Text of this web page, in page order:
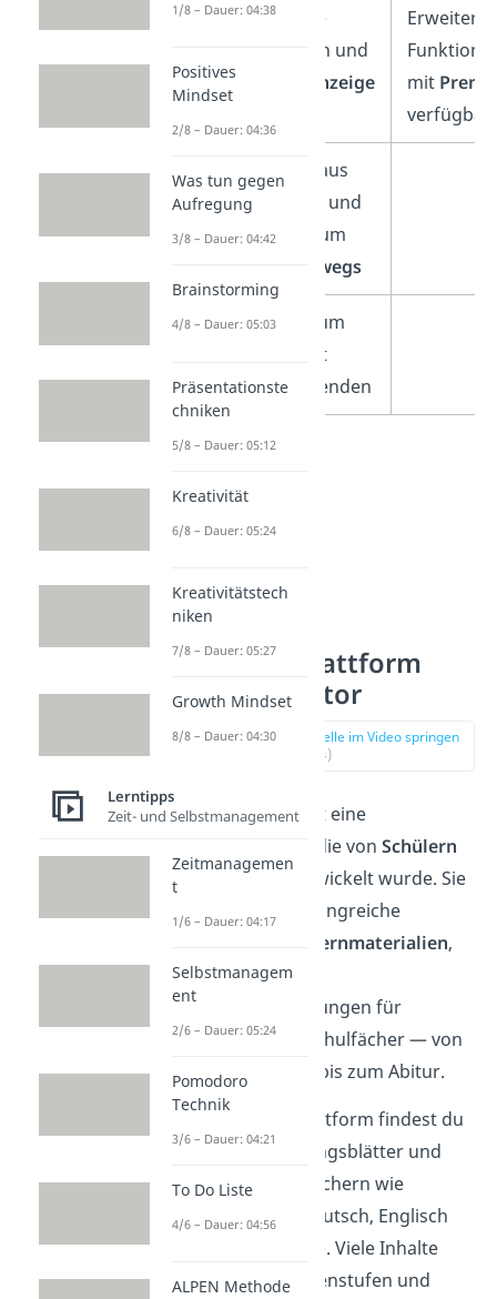
Übersichtliche
Lernstatistiken und
Fortschrittsanzeige
Erweiterte
mit
verfügbar
Kombination aus
Webplattform und
App — ideal zum
unterwegs
Möglichkeit zum
mit
anderen Lernenden
Die Lernplattform
Schulminator
zur Stelle im Video springen
(02:14)
Schulminator ist eine
Lernplattform, die vonSchülern
für Schüler
entwickelt wurde. Sie
bietet eine umfangreiche
Lernmaterialien,
Übungen und
Zusammenfassungen für
verschiedene Schulfächer — von
der Mittelstufe bis zum Abitur.
Auf der Lernplattform findest du
Aufgaben, Übungsblätter und
Lernhilfen zu Fächern wie
Mathematik, Deutsch, Englisch
oder Geschichte. Viele Inhalte
sind nach Klassenstufen und
1/8 – Dauer: 04:38
Positives
Mindset
2/8 – Dauer: 04:36
Was tun gegen
Aufregung
3/8 – Dauer: 04:42
Brainstorming
4/8 – Dauer: 05:03
Präsentationste
chniken
5/8 – Dauer: 05:12
Kreativität
6/8 – Dauer: 05:24
Kreativitätstech
niken
7/8 – Dauer: 05:27
Growth Mindset
8/8 – Dauer: 04:30
Lerntipps
Zeit- und Selbstmanagement
Zeitmanagemen
t
1/6 – Dauer: 04:17
Selbstmanagem
ent
2/6 – Dauer: 05:24
Pomodoro
Technik
3/6 – Dauer: 04:21
To Do Liste
4/6 – Dauer: 04:56
ALPEN Methode